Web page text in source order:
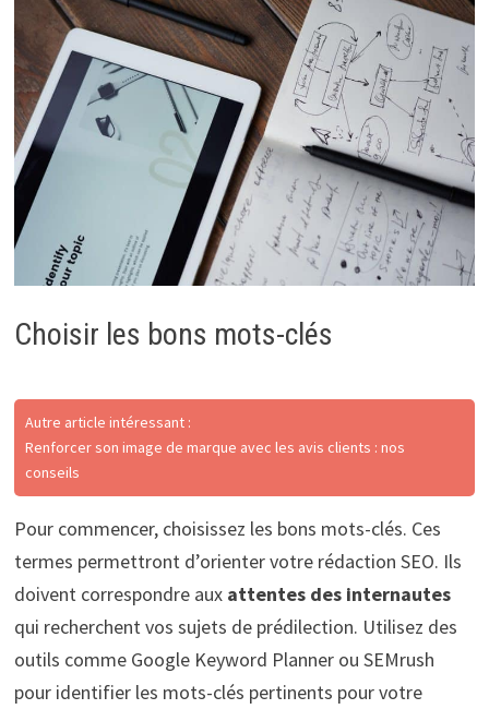
Choisir les bons mots-clés
Autre article intéressant :
Renforcer son image de marque avec les avis clients : nos
conseils
Pour commencer, choisissez les bons mots-clés. Ces
termes permettront d’orienter votre rédaction SEO. Ils
doivent correspondre aux attentes des internautes
qui recherchent vos sujets de prédilection. Utilisez des
outils comme Google Keyword Planner ou SEMrush
pour identifier les mots-clés pertinents pour votre